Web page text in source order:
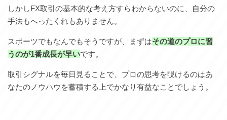
しかしFX取引の基本的な考え方すらわからないのに、自分の
手法もへったくれもありません。
スポーツでもなんでもそうですが、まずはその道のプロに習
うのが1番成長が早いです。
取引シグナルを毎日見ることで、プロの思考を覗けるのはあ
なたのノウハウを蓄積する上でかなり有益なことでしょう。